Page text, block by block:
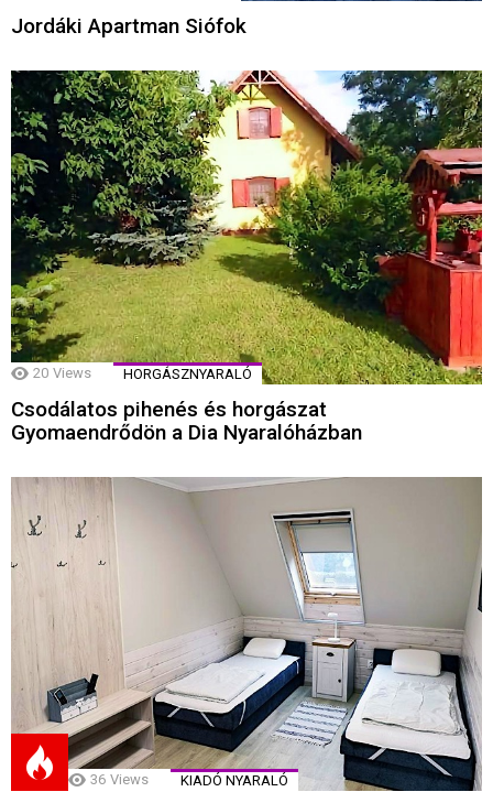
Jordáki Apartman Siófok
20 Views HORGÁSZNYARALÓ
Csodálatos pihenés és horgászat
Gyomaendrődön a Dia Nyaralóházban
36 Views KIADÓ NYARALÓ